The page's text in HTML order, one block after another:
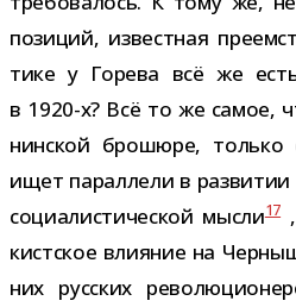
пози­ций, извест­ная
тике у Горева всё же
в 1920-​х? Всё то же самое,
нин­ской бро­шюре, только
ищет парал­лели в раз­ви­тии
соци­а­ли­сти­че­ской мысли17
кист­ское вли­я­ние на
них рус­ских